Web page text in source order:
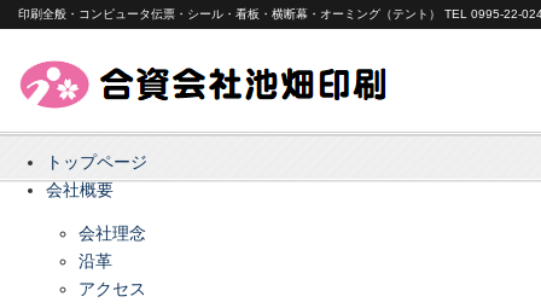
印刷全般・コンピュータ伝票・シール・看板・横断幕・オーミング（テント） TEL 0995-22-
トップページ
会社概要
会社理念
沿革
アクセス